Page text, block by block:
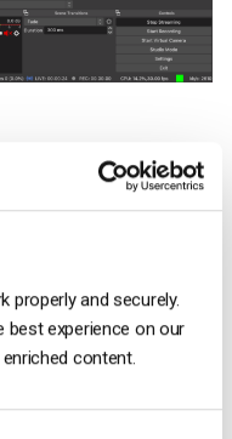
properly and securely.
best experience on our
content.
è possibile fare
“Sorgente di